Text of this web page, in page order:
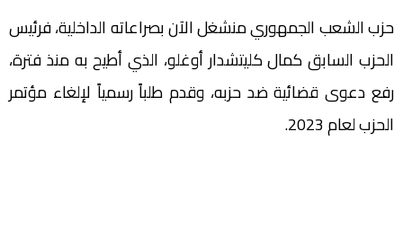
حزب الشعب الجمهوري منشغل الآن بصراعاته الداخلية، فرئيس
الحزب السابق كمال كليتشدار أوغلو، الذي أطيح به منذ فترة،
رفع دعوى قضائية ضد حزبه، وقدم طلباً رسمياً لإلغاء مؤتمر
الحزب لعام 2023.